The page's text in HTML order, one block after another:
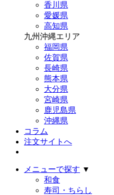
香川県
愛媛県
高知県
九州沖縄エリア
福岡県
佐賀県
長崎県
熊本県
大分県
宮崎県
鹿児島県
沖縄県
コラム
注文サイトへ
メニューで探す ▼
和食
寿司・ちらし